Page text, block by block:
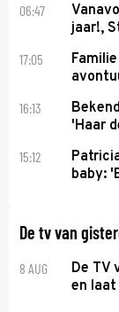
06:47
jaar!,
17:05
16:13
'Haar
15:12
baby:
De tv van
8 AUG
De TV
en laat